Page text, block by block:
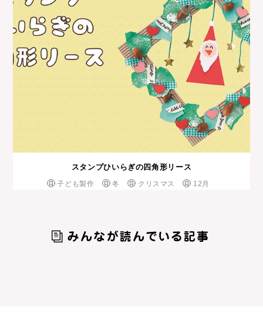
スタンプひいらぎの四角形リース
子ども製作 冬 クリスマス 12月